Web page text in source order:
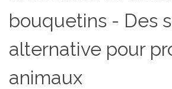
bouquetins - Des
alternative pour
animaux